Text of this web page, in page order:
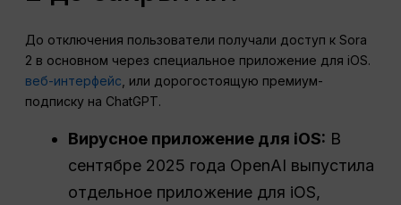
До отключения пользователи получали доступ к Sora
2 в основном через специальное приложение для iOS.
веб-интерфейс, или дорогостоящую премиум-
подписку на ChatGPT.
Вирусное приложение для iOS: В
сентябре 2025 года OpenAI выпустила
отдельное приложение для iOS,